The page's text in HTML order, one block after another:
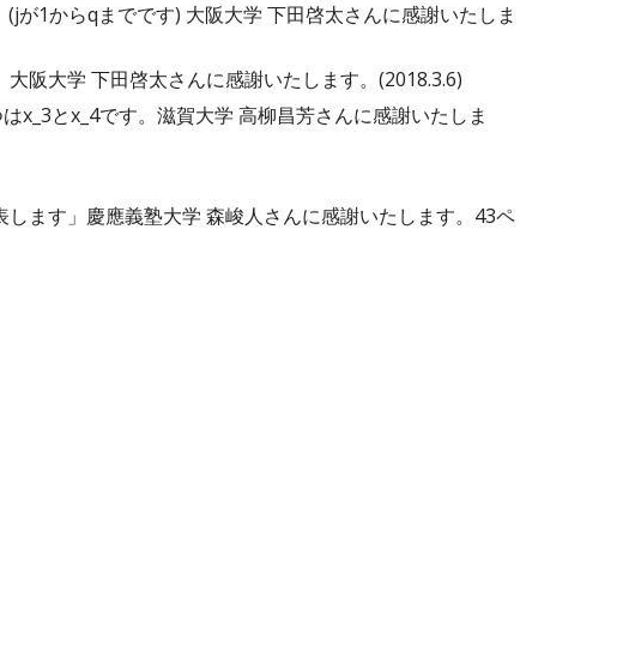
1からqまでです) 大阪大学 下田啓太さんに感謝いたしま
阪大学 下田啓太さんに感謝いたします。(2018.3.6)
x_3とx_4です。滋賀大学 高柳昌芳さんに感謝いたしま
ます」慶應義塾大学 森峻人さんに感謝いたします。43ペ